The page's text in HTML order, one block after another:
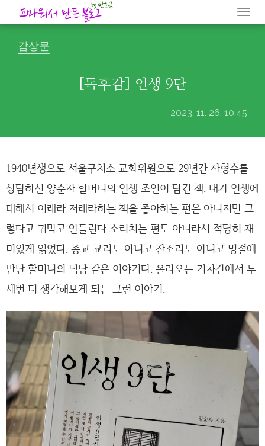
감상문
[독후감] 인생 9단
2023. 11. 26. 10:45
1940년생으로 서울구치소 교화위원으로 29년간 사형수를
상담하신 양순자 할머니의 인생 조언이 담긴 책. 내가 인생에
대해서 이래라 저래라하는 책을 좋아하는 편은 아니지만 그
렇다고 귀막고 안들린다 소리치는 편도 아니라서 적당히 재
미있게 읽었다. 종교 교리도 아니고 잔소리도 아니고 명절에
만난 할머니의 덕담 같은 이야기다. 올라오는 기차간에서 두
세번 더 생각해보게 되는 그런 이야기.